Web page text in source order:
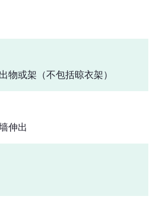
物或架（不包括晾衣架）
伸出